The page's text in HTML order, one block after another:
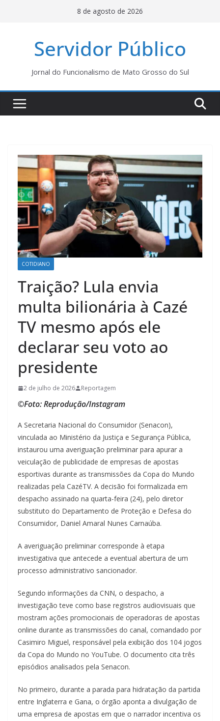
8 de agosto de 2026
Servidor Público
Jornal do Funcionalismo de Mato Grosso do Sul
COTIDIANO
Traição? Lula envia
multa bilionária à Cazé
TV mesmo após ele
declarar seu voto ao
presidente
2 de julho de 2026 Reportagem
©Foto: Reprodução/Instagram
A Secretaria Nacional do Consumidor (Senacon),
vinculada ao Ministério da Justiça e Segurança Pública,
instaurou uma averiguação preliminar para apurar a
veiculação de publicidade de empresas de apostas
esportivas durante as transmissões da Copa do Mundo
realizadas pela CazéTV. A decisão foi formalizada em
despacho assinado na quarta-feira (24), pelo diretor
substituto do Departamento de Proteção e Defesa do
Consumidor, Daniel Amaral Nunes Carnaúba.
A averiguação preliminar corresponde à etapa
investigativa que antecede a eventual abertura de um
processo administrativo sancionador.
Segundo informações da CNN, o despacho, a
investigação teve como base registros audiovisuais que
mostram ações promocionais de operadoras de apostas
online durante as transmissões do canal, comandado por
Casimiro Miguel, responsável pela exibição dos 104 jogos
da Copa do Mundo no YouTube. O documento cita três
episódios analisados pela Senacon.
No primeiro, durante a parada para hidratação da partida
entre Inglaterra e Gana, o órgão aponta a divulgação de
uma empresa de apostas em que o narrador incentiva os